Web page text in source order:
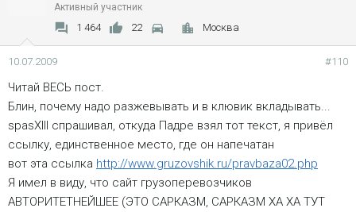
Активный участник
1 464 22 Москва
10.07.2009 #110
Читай ВЕСЬ пост.
Блин, почему надо разжевывать и в клювик вкладывать...
spasXIII спрашивал, откуда Падре взял тот текст, я привёл
ссылку, единственное место, где он напечатан
вот эта ссылка http://www.gruzovshik.ru/pravbaza02.php
Я имел в виду, что сайт грузоперевозчиков
АВТОРИТЕТНЕЙШЕЕ (ЭТО САРКАЗМ, САРКАЗМ ХА ХА ТУТ